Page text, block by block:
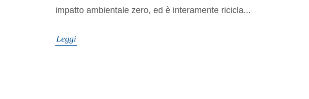
impatto ambientale zero, ed è interamente ricicla...
Leggi